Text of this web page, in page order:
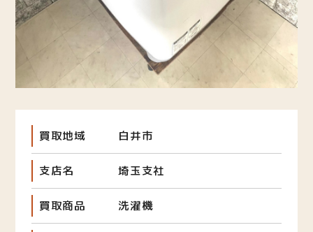
買取地域 白井市
支店名 埼玉支社
買取商品 洗濯機